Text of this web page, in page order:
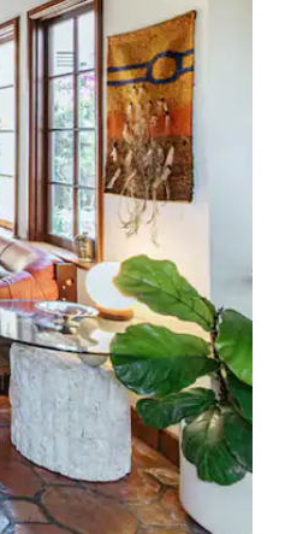
óf door te tikken of swipen.